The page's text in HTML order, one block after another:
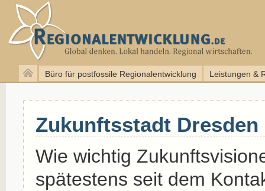
Büro für postfossile Regionalentwicklung Leistungen &
Zukunftsstadt
Wie wichtig
spätestens seit dem